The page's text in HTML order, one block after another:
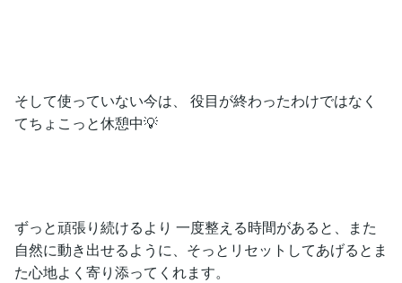
そして使っていない今は、 役目が終わったわけではなく
てちょこっと休憩中💡
ずっと頑張り続けるより 一度整える時間があると、また
自然に動き出せるように、そっとリセットしてあげるとま
た心地よく寄り添ってくれます。